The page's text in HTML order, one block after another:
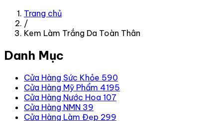
Trang chủ
/
Kem Làm Trắng Da Toàn Thân
Danh Mục
Cửa Hàng Sức Khỏe 590
Cửa Hàng Mỹ Phẩm 4195
Cửa Hàng Nước Hoa 107
Cửa Hàng NMN 39
Cửa Hàng Làm Đẹp 299